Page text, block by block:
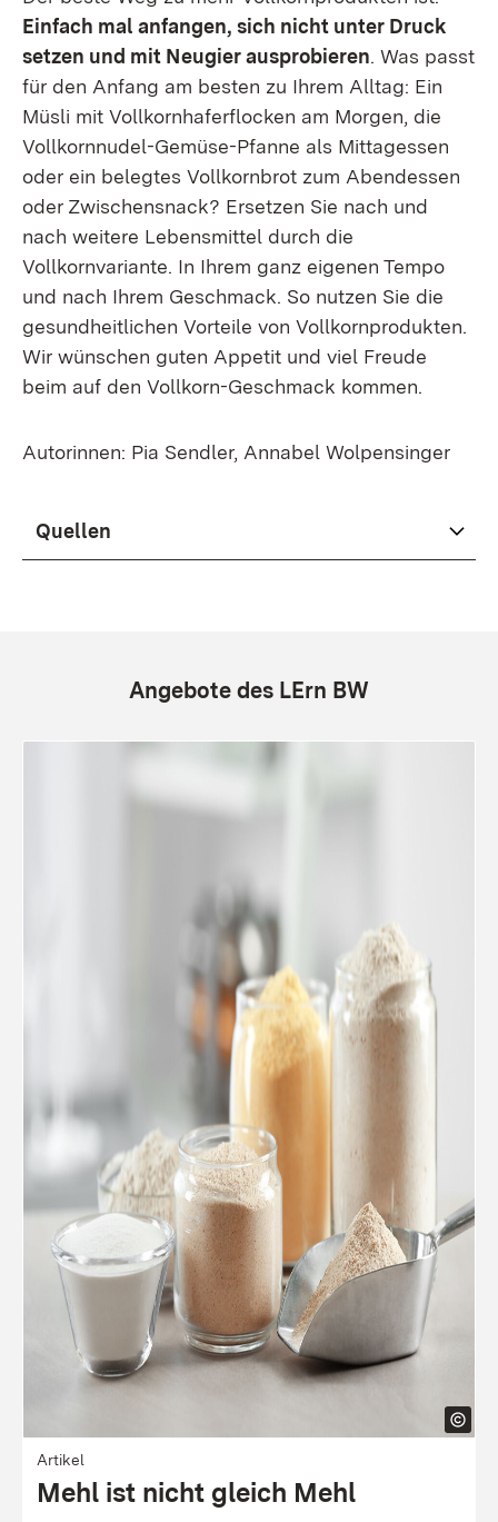
Einfach mal anfangen, sich nicht unter Druck
setzen und mit Neugier ausprobieren. Was passt
für den Anfang am besten zu Ihrem Alltag: Ein
Müsli mit Vollkornhaferflocken am Morgen, die
Vollkornnudel-Gemüse-Pfanne als Mittagessen
oder ein belegtes Vollkornbrot zum Abendessen
oder Zwischensnack? Ersetzen Sie nach und
nach weitere Lebensmittel durch die
Vollkornvariante. In Ihrem ganz eigenen Tempo
und nach Ihrem Geschmack. So nutzen Sie die
gesundheitlichen Vorteile von Vollkornprodukten.
Wir wünschen guten Appetit und viel Freude
beim auf den Vollkorn-Geschmack kommen.
Autorinnen: Pia Sendler, Annabel Wolpensinger
Quellen
Angebote des LErn BW
Artikel
Mehl ist nicht gleich Mehl